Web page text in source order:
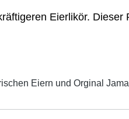
Eierlikör.
Eiern und Orginal